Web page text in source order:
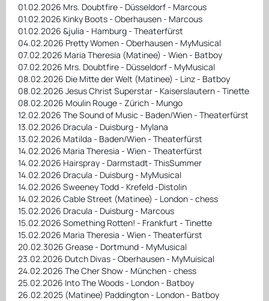
01.02.2026 Mrs. Doubtfire - Düsseldorf - Marcous
01.02.2026 Kinky Boots - Oberhausen - Marcous
01.02.2026 &julia - Hamburg - Theaterfürst
04.02.2026 Pretty Women - Oberhausen - MyMusical
07.02.2026 Maria Theresia (Matinee) - Wien - Batboy
07.02.2026 Mrs. Doubtfire - Düsseldorf - MyMusical
08.02.2026 Die Mitte der Welt (Matinee) - Linz - Batboy
08.02.2026 Jesus Christ Superstar - Kaiserslautern - Tinette
08.02.2026 Moulin Rouge - Zürich - Mungo
12.02.2026 The Sound of Music - Baden/Wien - Theaterfürst
13.02.2026 Dracula - Duisburg - Mylana
13.02.2026 Matilda - Baden/Wien - Theaterfürst
14.02.2026 Maria Theresia - Wien - Theaterfürst
14.02.2026 Hairspray - Darmstadt- ThisSummer
14.02.2026 Dracula - Duisburg - MyMusical
14.02.2026 Sweeney Todd - Krefeld -Distolin
14.02.2026 Cable Street (Matinee) - London - chess
15.02.2026 Dracula - Duisburg - Marcous
15.02.2026 Something Rotten! - Frankfurt - Tinette
15.02.2026 Maria Theresia - Wien - Theaterfürst
20.02.3026 Grease - Dortmund - MyMusical
23.02.2026 Dutch Divas - Oberhausen - MyMuisical
24.02.2026 The Cher Show - München - chess
25.02.2026 Into The Woods - London - Batboy
26.02.2025 (Matinee) Paddington - London - Batboy